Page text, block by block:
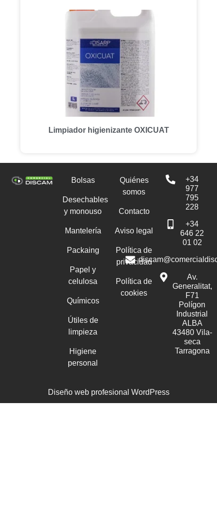
Limpiador higienizante OXICUAT
Bolsas
Desechables
y monouso
Mantelería
Packaing
Papel y
celulosa
Químicos
Útiles de
limpieza
Higiene
personal
Quiénes
somos
Contacto
Aviso legal
Política de
privacidad
Política de
cookies
+34
977
795
228
+34
646 22
01 02
Av.
Generalitat,
F71
Polígon
Industrial
ALBA
43480 Vila-
seca
Tarragona
Diseño web profesional WordPress